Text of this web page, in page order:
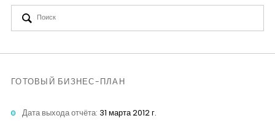
Новая реальность
Аналитика
Контакты
ГОТОВЫЙ БИЗНЕС-ПЛАН
Дата выхода отчёта: 31 марта 2012 г.